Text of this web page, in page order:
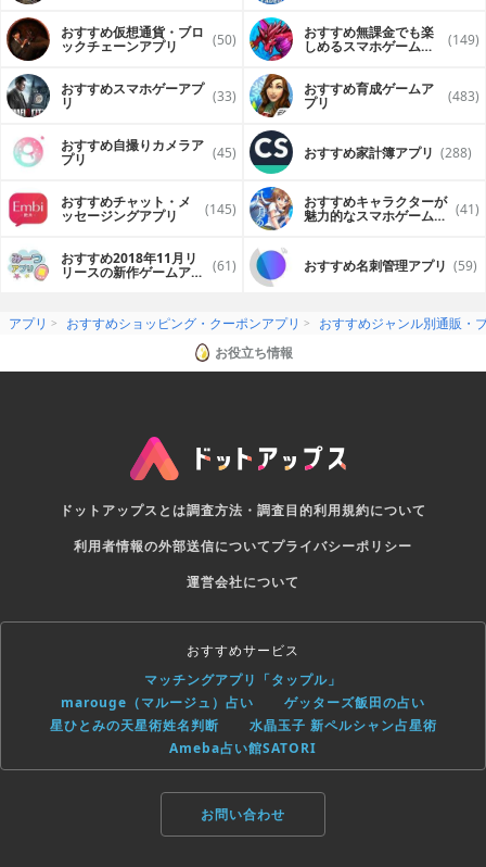
おすすめ仮想通貨・ブロ
ックチェーンアプリ (50) おすすめ無課金でも楽
しめるスマホゲームア (149)
おすすめスマホゲーアプ
リ (33) おすすめ育成ゲームア
プリ (483)
おすすめ自撮りカメラア
プリ (45) おすすめ家計簿アプリ (288)
おすすめチャット・メ
ッセージングアプリ (145) おすすめキャラクターが
魅力的なスマホゲームア (41)
おすすめ2018年11月リ
リースの新作ゲームアプ (61) おすすめ名刺管理アプリ (59)
アプリ おすすめショッピング・クーポンアプリ
おすすめジャンル別通販・
お役立ち情報
ドットアップスとは調査方法・調査目的利用規約について
利用者情報の外部送信についてプライバシーポリシー
運営会社について
おすすめサービス
マッチングアプリ「タップル」
marouge（マルージュ）占い
ゲッターズ飯田の占い
星ひとみの天星術姓名判断
水晶玉子 新ペルシャン占星術
Ameba占い館SATORI
お問い合わせ